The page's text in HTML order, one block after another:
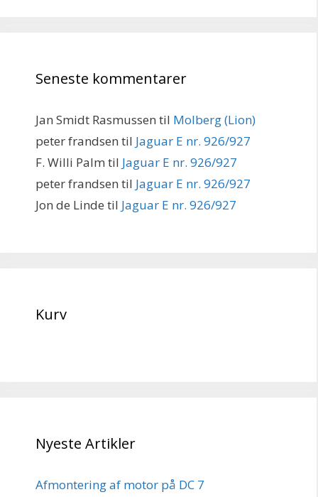
Seneste kommentarer
Jan Smidt Rasmussen til Molberg (Lion)
peter frandsen til Jaguar E nr. 926/927
F. Willi Palm til Jaguar E nr. 926/927
peter frandsen til Jaguar E nr. 926/927
Jon de Linde til Jaguar E nr. 926/927
Kurv
Nyeste Artikler
Afmontering af motor på DC 7